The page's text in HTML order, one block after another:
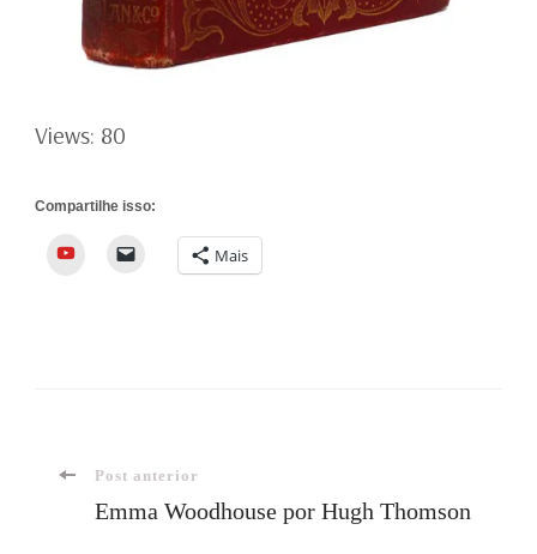
Views: 80
Compartilhe isso:
YouTube Mais
Navegação
Post anterior
Emma Woodhouse por Hugh Thomson